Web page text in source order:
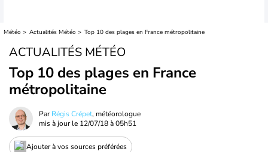
Météo Actualités Météo Top 10 des plages en France métropolitaine
ACTUALITÉS MÉTÉO
Top 10 des plages en France
métropolitaine
ParRégis Crépet, météorologue
mis à jour le 12/07/18 à 05h51
Ajouter à vos sources préférées